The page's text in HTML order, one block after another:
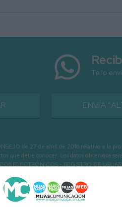
Te lo
ENVÍA
de 27 de abril de 2016 relativo a la
que debe conocer: Los datos obtenidos
ELECTRÓNICOS - REGISTRO DE